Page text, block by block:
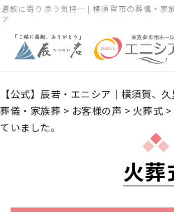
遺族に寄り添う気持… | 横須賀市の葬儀・家
ア
【公式】辰若・エニシア｜横須賀、
葬儀・家族葬 > お客様の声 > 火葬式 >
ていました。
火葬